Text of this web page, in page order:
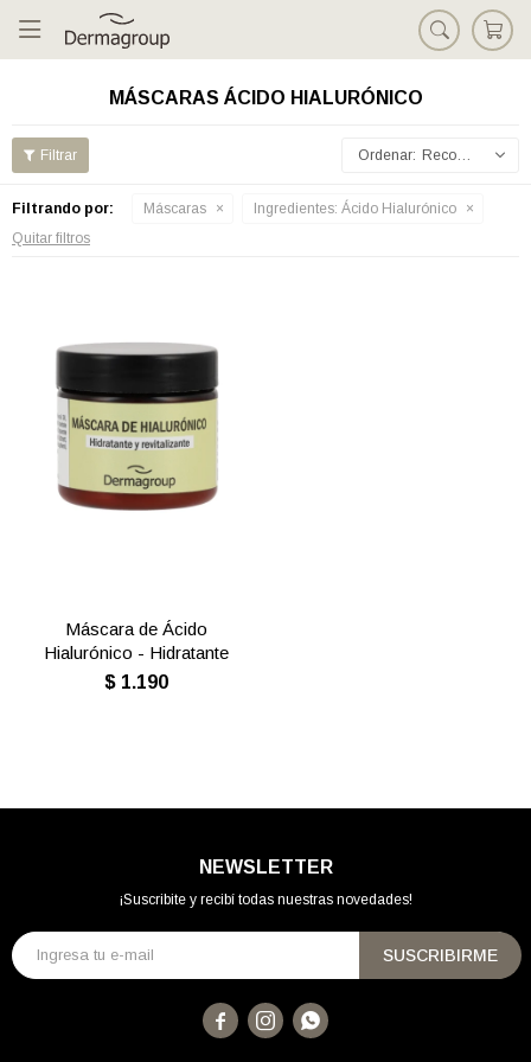

MÁSCARAS ÁCIDO HIALURÓNICO
Recomendados
Filtrando por: Máscaras Ingredientes: Ácido Hialurónico
Quitar filtros
Máscara de Ácido
Hialurónico - Hidratante
$ 1.190
NEWSLETTER
¡Suscribite y recibí todas nuestras novedades!
SUSCRIBIRME
  